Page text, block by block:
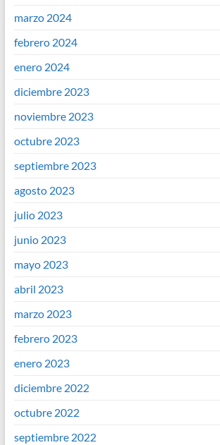
marzo 2024
febrero 2024
enero 2024
diciembre 2023
noviembre 2023
octubre 2023
septiembre 2023
agosto 2023
julio 2023
junio 2023
mayo 2023
abril 2023
marzo 2023
febrero 2023
enero 2023
diciembre 2022
octubre 2022
septiembre 2022